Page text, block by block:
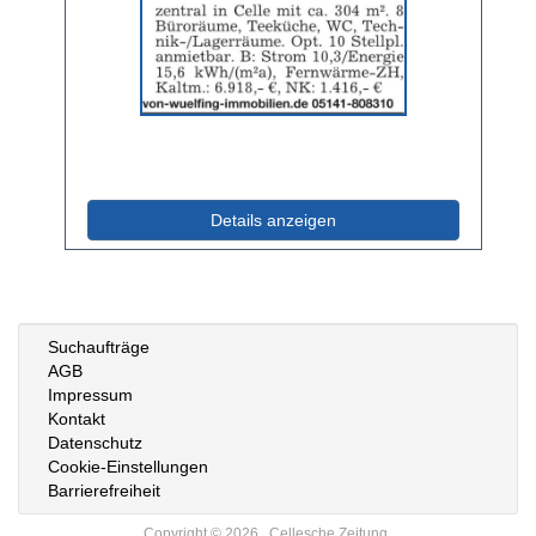
Anzeige
2058127
anzeigen
|
Info:
Details anzeigen(ID: 2058127)
Suchaufträge
AGB
Impressum
Kontakt
Datenschutz
Cookie-Einstellungen
Barrierefreiheit